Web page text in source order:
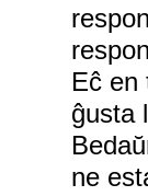
Eĉ en
ĝusta
ne